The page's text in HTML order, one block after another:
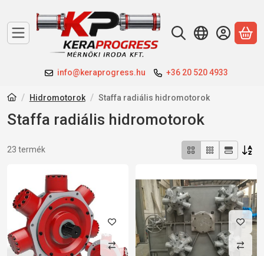
info@keraprogress.hu +36 20 520 4933
A
Hidromotorok Staffa radiális hidromotorok
Staffa radiális hidromotorok
Összes termék a kategóriában
23 termék